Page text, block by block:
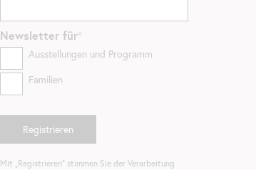
Newsletter für
Ausstellungen und Programm
Familien
Mit „Registrieren“ stimmen Sie der Verarbeitung